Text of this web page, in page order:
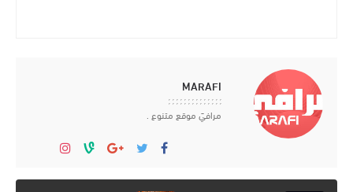
MARAFI
مرافيَ موقع متنوع .